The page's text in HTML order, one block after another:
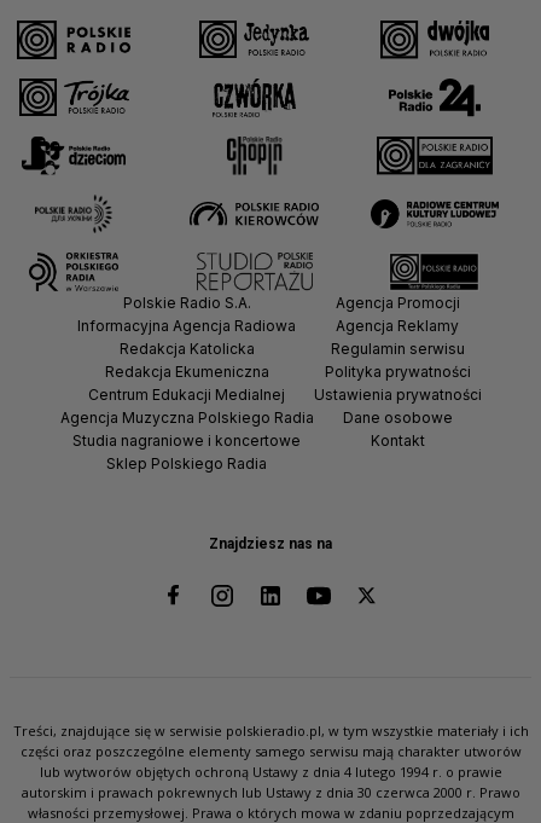
Znajdziesz nas na
Polskie Radio S.A.
Informacyjna Agencja Radiowa
Redakcja Katolicka
Redakcja Ekumeniczna
Centrum Edukacji Medialnej
Agencja Muzyczna Polskiego Radia
Studia nagraniowe i koncertowe
Sklep Polskiego Radia
Agencja Promocji
Agencja Reklamy
Regulamin serwisu
Polityka prywatności
Ustawienia prywatności
Dane osobowe
Kontakt
Treści, znajdujące się w serwisie polskieradio.pl, w tym wszystkie materiały i ich
części oraz poszczególne elementy samego serwisu mają charakter utworów
lub wytworów objętych ochroną Ustawy z dnia 4 lutego 1994 r. o prawie
autorskim i prawach pokrewnych lub Ustawy z dnia 30 czerwca 2000 r. Prawo
własności przemysłowej. Prawa o których mowa w zdaniu poprzedzającym